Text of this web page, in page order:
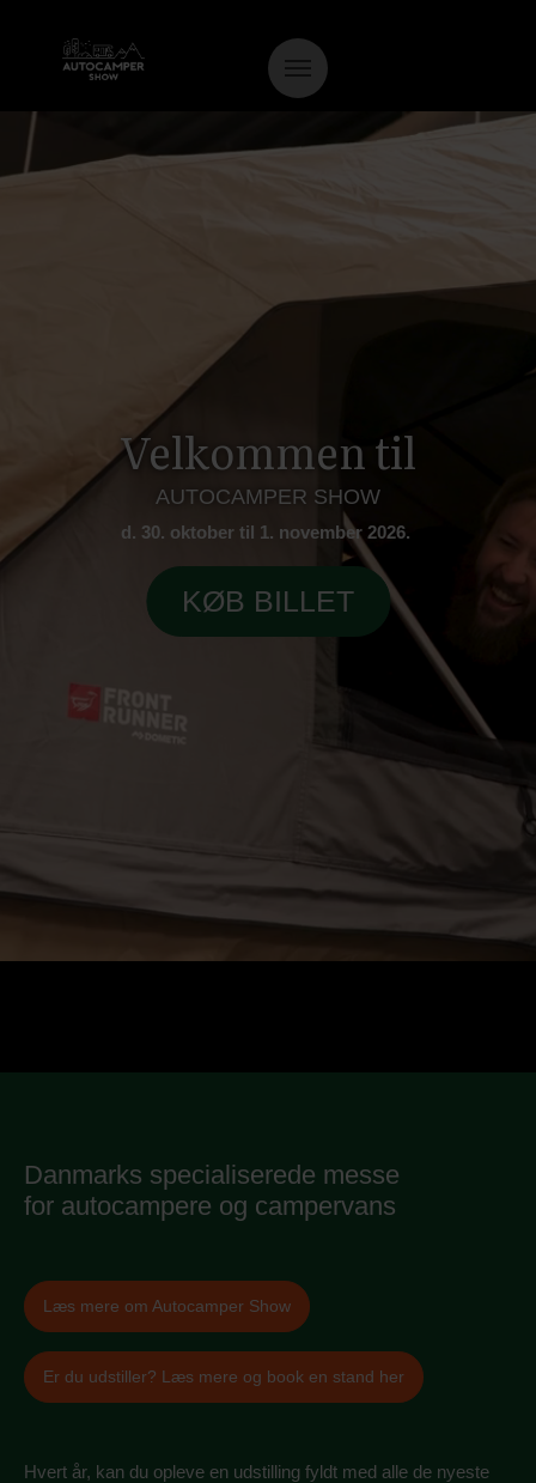
Velkommen til
AUTOCAMPER SHOW
d. 30. oktober til 1. november 2026.
KØB BILLET
Danmarks specialiserede messe
for autocampere og campervans
Læs mere om Autocamper Show
Er du udstiller? Læs mere og book en stand her
Hvert år, kan du opleve en udstilling fyldt med alle de nyeste